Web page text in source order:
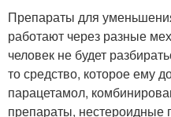
Препараты для
работают через разные
человек не будет
то средство, которое ему
парацетамол,
препараты, нестероидные